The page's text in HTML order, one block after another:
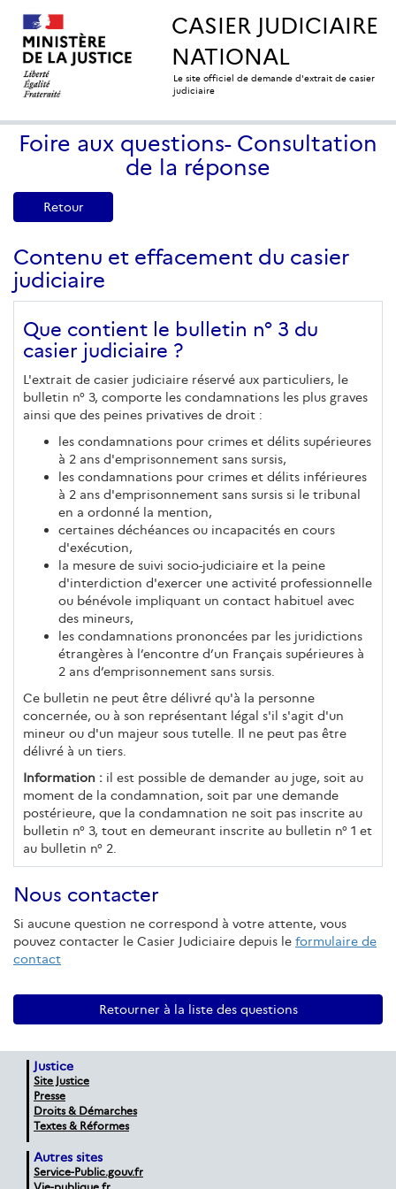
CASIER JUDICIAIRE
NATIONAL
Le site officiel de demande d'extrait de casier
judiciaire
Foire aux questions- Consultation
de la réponse
Retour
Contenu et effacement du casier
judiciaire
Que contient le bulletin n° 3 du
casier judiciaire ?
L'extrait de casier judiciaire réservé aux particuliers, le
bulletin n° 3, comporte les condamnations les plus graves
ainsi que des peines privatives de droit :
les condamnations pour crimes et délits supérieures
à 2 ans d'emprisonnement sans sursis,
les condamnations pour crimes et délits inférieures
à 2 ans d'emprisonnement sans sursis si le tribunal
en a ordonné la mention,
certaines déchéances ou incapacités en cours
d'exécution,
la mesure de suivi socio-judiciaire et la peine
d'interdiction d'exercer une activité professionnelle
ou bénévole impliquant un contact habituel avec
des mineurs,
les condamnations prononcées par les juridictions
étrangères à l’encontre d’un Français supérieures à
2 ans d’emprisonnement sans sursis.
Ce bulletin ne peut être délivré qu'à la personne
concernée, ou à son représentant légal s'il s'agit d'un
mineur ou d'un majeur sous tutelle. Il ne peut pas être
délivré à un tiers.
Information : il est possible de demander au juge, soit au
moment de la condamnation, soit par une demande
postérieure, que la condamnation ne soit pas inscrite au
bulletin n° 3, tout en demeurant inscrite au bulletin n° 1 et
au bulletin n° 2.
Nous contacter
Si aucune question ne correspond à votre attente, vous
pouvez contacter le Casier Judiciaire depuis le formulaire de
contact
Retourner à la liste des questions
Justice
Site Justice
Presse
Droits & Démarches
Textes & Réformes
Autres sites
Service-Public.gouv.fr